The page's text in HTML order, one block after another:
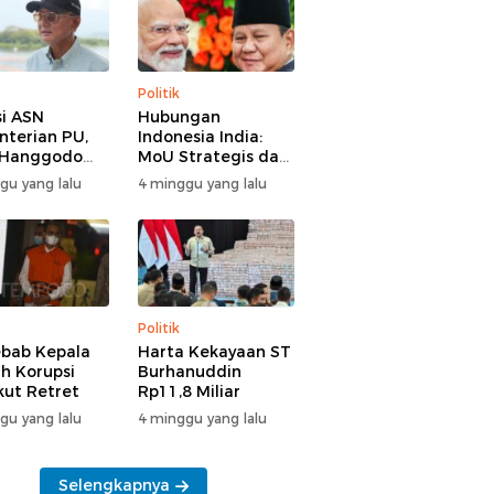
ASN
PU,
yang lalu
Politik
Hubungan
Indonesia India:
MoU Strategis dan
Tantangan Baru
4 minggu yang lalu
Kepala
Korupsi
Retret
yang lalu
Politik
Harta Kekayaan ST
Burhanuddin
Rp11,8 Miliar
4 minggu yang lalu
Selengkapnya